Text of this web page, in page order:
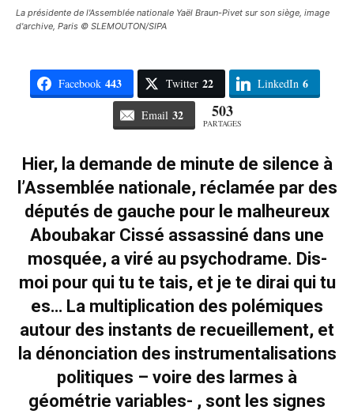
La présidente de l'Assemblée nationale Yaël Braun-Pivet sur son siège, image
d'archive, Paris © SLEMOUTON/SIPA
Facebook 443 Twitter 22 LinkedIn 6
Email 32 503
PARTAGES
Hier, la demande de minute de silence à
l’Assemblée nationale, réclamée par des
députés de gauche pour le malheureux
Aboubakar Cissé assassiné dans une
mosquée, a viré au psychodrame. Dis-
moi pour qui tu te tais, et je te dirai qui tu
es… La multiplication des polémiques
autour des instants de recueillement, et
la dénonciation des instrumentalisations
politiques – voire des larmes à
géométrie variables- , sont les signes